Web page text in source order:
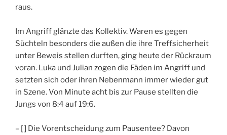
raus.
Im Angriff glänzte das Kollektiv. Waren es gegen
Süchteln besonders die außen die ihre Treffsicherheit
unter Beweis stellen durften, ging heute der Rückraum
voran. Luka und Julian zogen die Fäden im Angriff und
setzten sich oder ihren Nebenmann immer wieder gut
in Szene. Von Minute acht bis zur Pause stellten die
Jungs von 8:4 auf 19:6.
– [ ] Die Vorentscheidung zum Pausentee? Davon